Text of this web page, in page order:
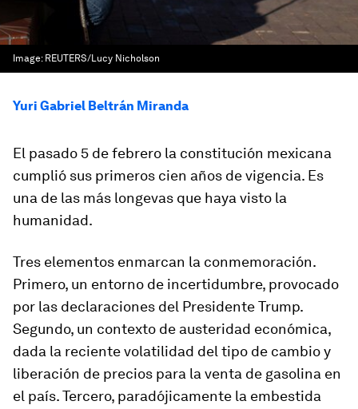
Image: REUTERS/Lucy Nicholson
Yuri Gabriel Beltrán Miranda
El pasado 5 de febrero la constitución mexicana
cumplió sus primeros cien años de vigencia. Es
una de las más longevas que haya visto la
humanidad.
Tres elementos enmarcan la conmemoración.
Primero, un entorno de incertidumbre, provocado
por las declaraciones del Presidente Trump.
Segundo, un contexto de austeridad económica,
dada la reciente volatilidad del tipo de cambio y
liberación de precios para la venta de gasolina en
el país. Tercero, paradójicamente la embestida